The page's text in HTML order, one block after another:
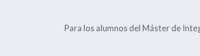
Para los alumnos del Máster de